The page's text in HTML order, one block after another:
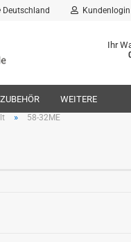
Deutschland Kundenlogin
Ihr
WEITERE
» 58-32ME